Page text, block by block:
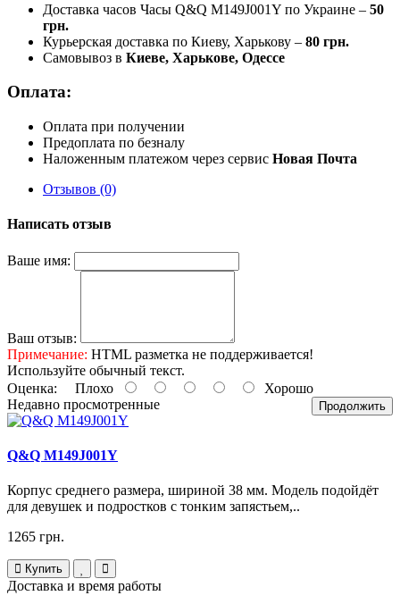
Доставка часов Часы Q&Q M149J001Y по Украине – 50
грн.
Курьерская доставка по Киеву, Харькову – 80 грн.
Самовывоз в Киеве, Харькове, Одессе
Оплата:
Оплата при получении
Предоплата по безналу
Наложенным платежом через сервис Новая Почта
Отзывов (0)
Написать отзыв
Ваше имя:
Ваш отзыв:
Примечание: HTML разметка не поддерживается!
Используйте обычный текст.
Оценка: Плохо Хорошо
Продолжить
Недавно просмотренные
Q&Q M149J001Y
Корпус среднего размера, шириной 38 мм. Модель подойдёт
для девушек и подростков с тонким запястьем,..
1265 грн.
Купить
Доставка и время работы